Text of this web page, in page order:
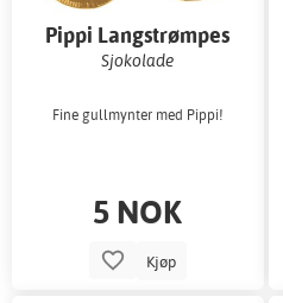
Pippi Langstrømpes
gullmynter
Sjokolade
Fine gullmynter med Pippi!
5 NOK
Kjøp